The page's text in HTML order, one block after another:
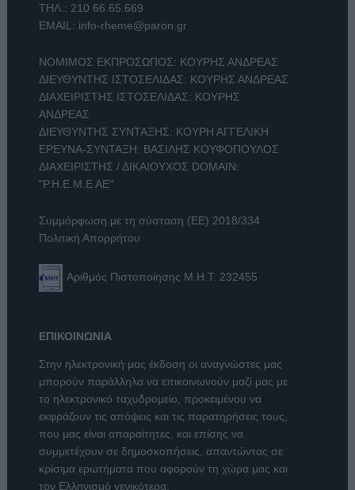
ΤΗΛ.: 210 66.65.669
EMAIL: info-rheme@paron.gr
ΝΟΜΙΜΟΣ ΕΚΠΡΟΣΩΠΟΣ: ΚΟΥΡΗΣ ΑΝΔΡΕΑΣ
ΔΙΕΥΘΥΝΤΗΣ ΙΣΤΟΣΕΛΙΔΑΣ: ΚΟΥΡΗΣ ΑΝΔΡΕΑΣ
ΔΙΑΧΕΙΡΙΣΤΗΣ ΙΣΤΟΣΕΛΙΔΑΣ: ΚΟΥΡΗΣ
ΑΝΔΡΕΑΣ
ΔΙΕΥΘΥΝΤΗΣ ΣΥΝΤΑΞΗΣ: ΚΟΥΡΗ ΑΓΓΕΛΙΚΗ
ΕΡΕΥΝΑ-ΣΥΝΤΑΞΗ: ΒΑΣΙΛΗΣ ΚΟΥΦΟΠΟΥΛΟΣ
ΔΙΑΧΕΙΡΙΣΤΗΣ / ΔΙΚΑΙΟΥΧΟΣ DOMAIN:
"Ρ.Η.Ε.Μ.Ε ΑΕ"
Συμμόρφωση με τη σύσταση (ΕΕ) 2018/334
Πολιτική Απορρήτου
Αριθμός Πιστοποίησης Μ.Η.Τ. 232455
ΕΠΙΚΟΙΝΩΝΙΑ
Στην ηλεκτρονική μας έκδοση οι αναγνώστες μας
μπορούν παράλληλα να επικοινωνούν μαζί μας με
το ηλεκτρονικό ταχυδρομείο, προκειμένου να
εκφράζουν τις απόψεις και τις παρατηρήσεις τους,
που μας είναι απαραίτητες, και επίσης να
συμμετέχουν σε δημοσκοπήσεις, απαντώντας σε
κρίσιμα ερωτήματα που αφορούν τη χώρα μας και
τον Ελληνισμό γενικότερα.